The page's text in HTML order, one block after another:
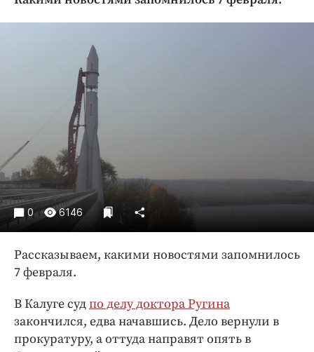
Недвижимость и ЖКХ
Образование
Общество
Погода
Праздники
Происшествия
Спорт
Экономика и бизнес
ПРОЕКТЫ
Блоги
Издания
Интересное чтиво
Клиника года
0 6146
Рассказываем, какими новостями запомнилось
7 февраля.
В Калуге судпо делу доктора Ругина
закончился, едва начавшись. Дело вернули в
прокуратуру, а оттуда направят опять в